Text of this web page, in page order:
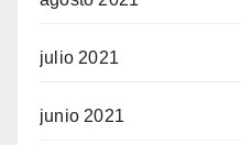
julio 2021
junio 2021